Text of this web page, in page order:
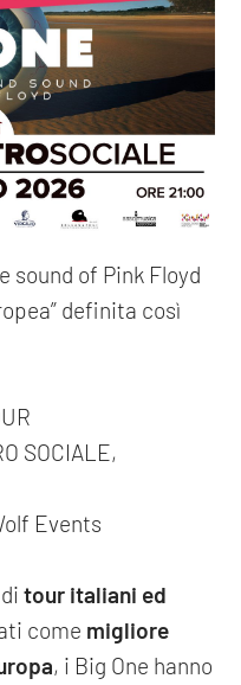
sound of Pink Floyd
definita così
SOCIALE,
Events
ditour italiani ed
come migliore
, i Big One hanno